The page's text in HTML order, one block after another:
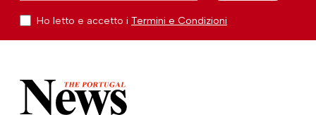
Ho letto e accetto i Termini e Condizioni